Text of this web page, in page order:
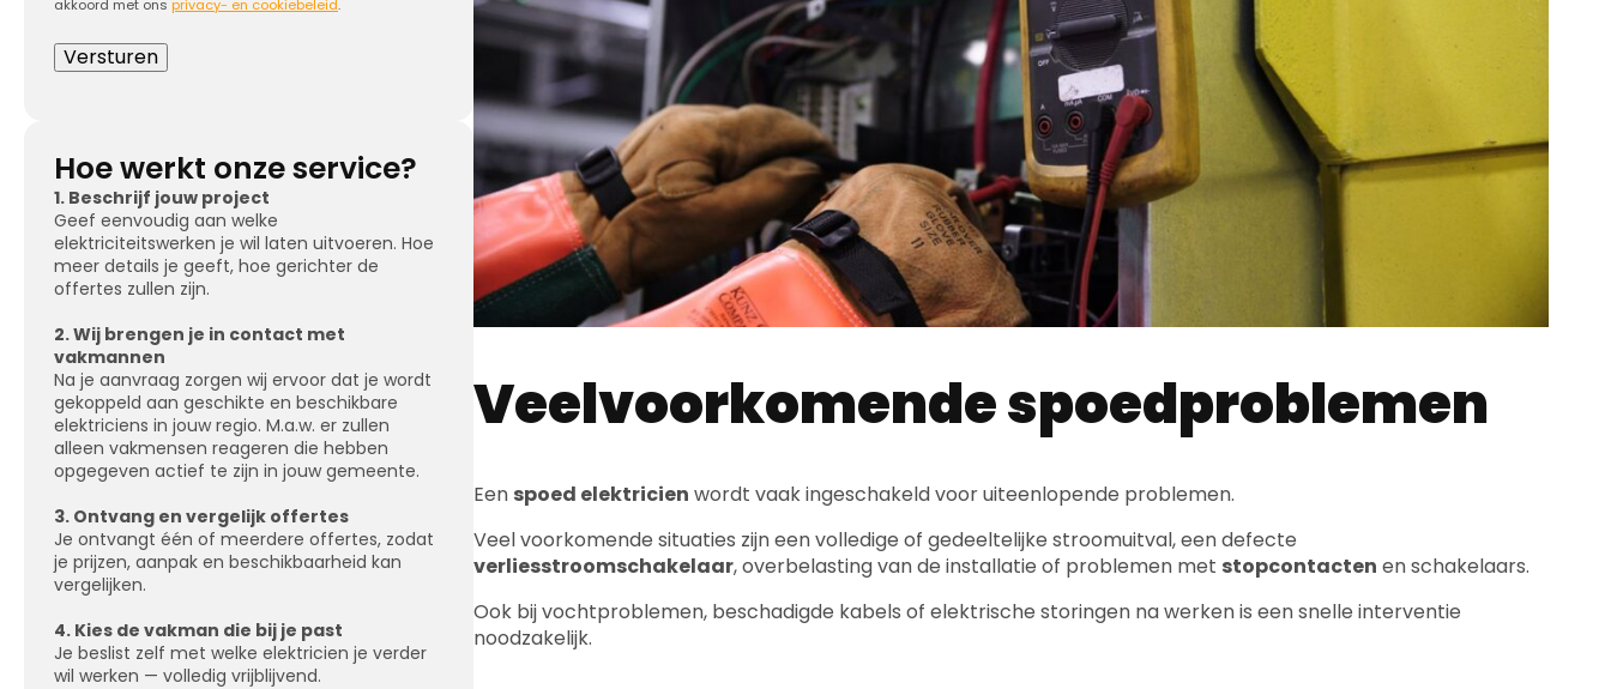
akkoord met ons privacy- en cookiebeleid.
Hoe werkt onze service?
1. Beschrijf jouw project
Geef eenvoudig aan welke
elektriciteitswerken je wil laten uitvoeren. Hoe
meer details je geeft, hoe gerichter de
offertes zullen zijn.
2. Wij brengen je in contact met
vakmannen
Na je aanvraag zorgen wij ervoor dat je wordt
gekoppeld aan geschikte en beschikbare
elektriciens in jouw regio. M.a.w. er zullen
alleen vakmensen reageren die hebben
opgegeven actief te zijn in jouw gemeente.
3. Ontvang en vergelijk offertes
Je ontvangt één of meerdere offertes, zodat
je prijzen, aanpak en beschikbaarheid kan
vergelijken.
4. Kies de vakman die bij je past
Je beslist zelf met welke elektricien je verder
wil werken — volledig vrijblijvend.
Veelvoorkomende spoedproblemen
Een spoed elektricien wordt vaak ingeschakeld voor uiteenlopende problemen.
Veel voorkomende situaties zijn een volledige of gedeeltelijke stroomuitval, een defecte
verliesstroomschakelaar, overbelasting van de installatie of problemen met stopcontacten en schakelaars.
Ook bij vochtproblemen, beschadigde kabels of elektrische storingen na werken is een snelle interventie
noodzakelijk.